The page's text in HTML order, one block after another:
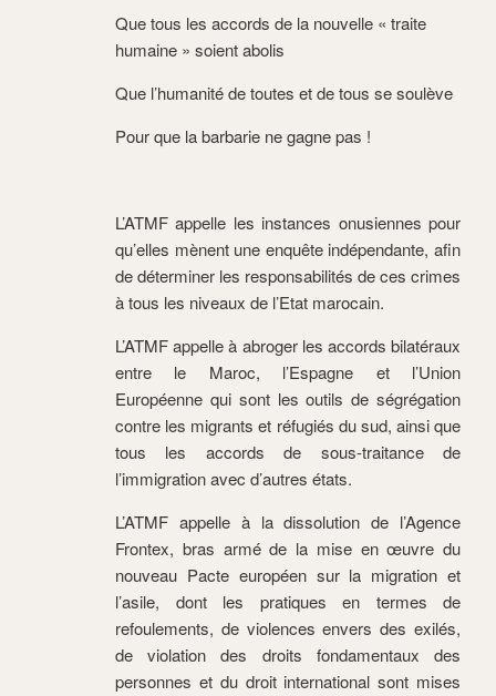
Que tous les accords de la nouvelle « traite
humaine » soient abolis
Que l’humanité de toutes et de tous se soulève
Pour que la barbarie ne gagne pas !
L’ATMF appelle les instances onusiennes pour
qu’elles mènent une enquête indépendante, afin
de déterminer les responsabilités de ces crimes
à tous les niveaux de l’Etat marocain.
L’ATMF appelle à abroger les accords bilatéraux
entre le Maroc, l’Espagne et l’Union
Européenne qui sont les outils de ségrégation
contre les migrants et réfugiés du sud, ainsi que
tous les accords de sous-traitance de
l’immigration avec d’autres états.
L’ATMF appelle à la dissolution de l’Agence
Frontex, bras armé de la mise en œuvre du
nouveau Pacte européen sur la migration et
l’asile, dont les pratiques en termes de
refoulements, de violences envers des exilés,
de violation des droits fondamentaux des
personnes et du droit international sont mises